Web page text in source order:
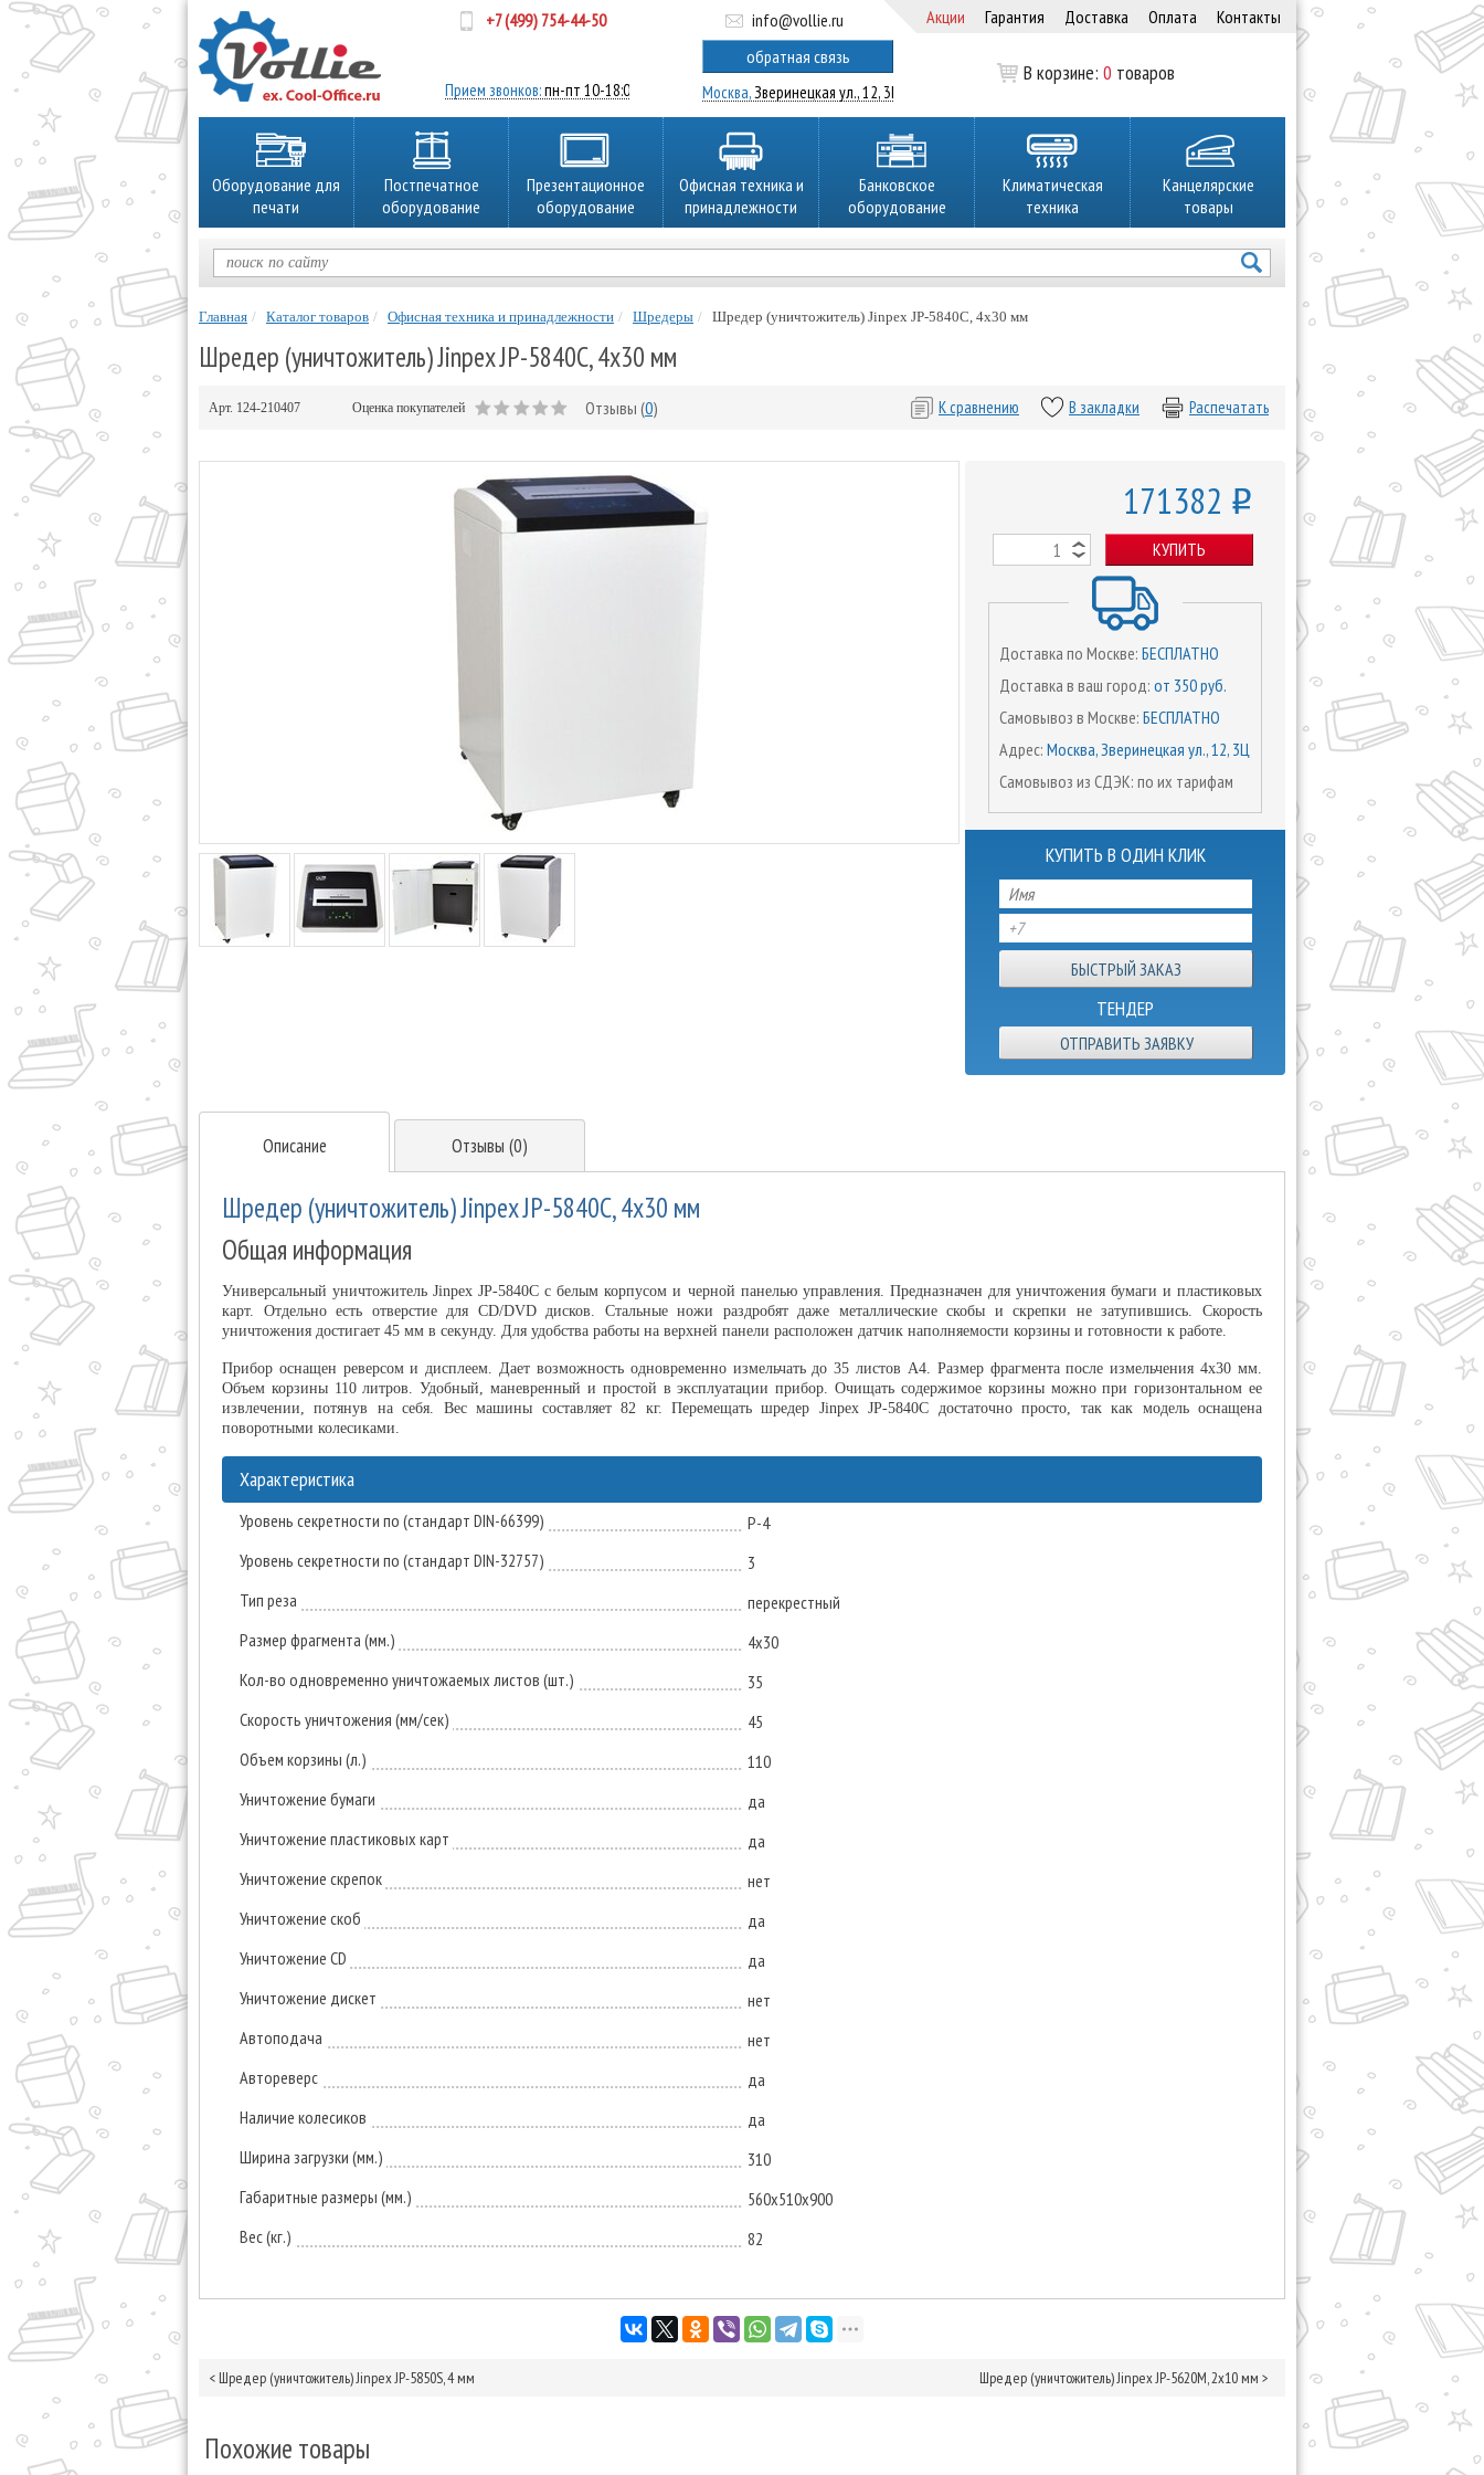
+7 (499) 754-44-50
Прием звонков:пн-пт 10-18:00
info@vollie.ru
обратная связь
Москва,Зверинецкая ул., 12, 3Ц
Акции Гарантия Доставка Оплата Контакты
В корзине:0 товаров
Оборудование для
печати
Постпечатное
оборудование
Презентационное
оборудование
Офисная техника и
принадлежности
Банковское
оборудование
Климатическая
техника
Канцелярские
товары
Главная Каталог товаров Офисная техника и принадлежности Шредеры Шредер (уничтожитель) Jinpex JP-5840C, 4х30 мм
Шредер (уничтожитель) Jinpex JP-5840C, 4х30 мм
Арт. 124-210407 Оценка покупателей Отзывы (0) Распечатать
В закладки
К сравнению
171382 o
КУПИТЬ
Доставка по Москве: БЕСПЛАТНО
Доставка в ваш город: от 350 руб.
Самовывоз в Москве: БЕСПЛАТНО
Адрес: Москва, Зверинецкая ул., 12, 3Ц
Самовывоз из СДЭК: по их тарифам
КУПИТЬ В ОДИН КЛИК
ТЕНДЕР
ОТПРАВИТЬ ЗАЯВКУ
Описание Отзывы (0)
Шредер (уничтожитель) Jinpex JP-5840C, 4х30 мм
Общая информация
Универсальный уничтожитель Jinpex JP-5840C с белым корпусом и черной панелью управления. Предназначен для уничтожения бумаги и пластиковых
карт. Отдельно есть отверстие для CD/DVD дисков. Стальные ножи раздробят даже металлические скобы и скрепки не затупившись. Скорость
уничтожения достигает 45 мм в секунду. Для удобства работы на верхней панели расположен датчик наполняемости корзины и готовности к работе.
Прибор оснащен реверсом и дисплеем. Дает возможность одновременно измельчать до 35 листов А4. Размер фрагмента после измельчения 4х30 мм.
Объем корзины 110 литров. Удобный, маневренный и простой в эксплуатации прибор. Очищать содержимое корзины можно при горизонтальном ее
извлечении, потянув на себя. Вес машины составляет 82 кг. Перемещать шредер Jinpex JP-5840C достаточно просто, так как модель оснащена
поворотными колесиками.
Характеристика
Уровень секретности по (стандарт DIN-66399)
P-4
Уровень секретности по (стандарт DIN-32757)
3
Тип реза
перекрестный
Размер фрагмента (мм.)
4х30
Кол-во одновременно уничтожаемых листов (шт.)
35
Скорость уничтожения (мм/сек)
45
Объем корзины (л.)
110
Уничтожение бумаги
да
Уничтожение пластиковых карт
да
Уничтожение скрепок
нет
Уничтожение скоб
да
Уничтожение CD
да
Уничтожение дискет
нет
Автоподача
нет
Автореверс
да
Наличие колесиков
да
Ширина загрузки (мм.)
310
Габаритные размеры (мм.)
560х510х900
Вес (кг.)
82
< Шредер (уничтожитель) Jinpex JP-5850S, 4 мм Шредер (уничтожитель) Jinpex JP-5620M, 2х10 мм >
Похожие товары